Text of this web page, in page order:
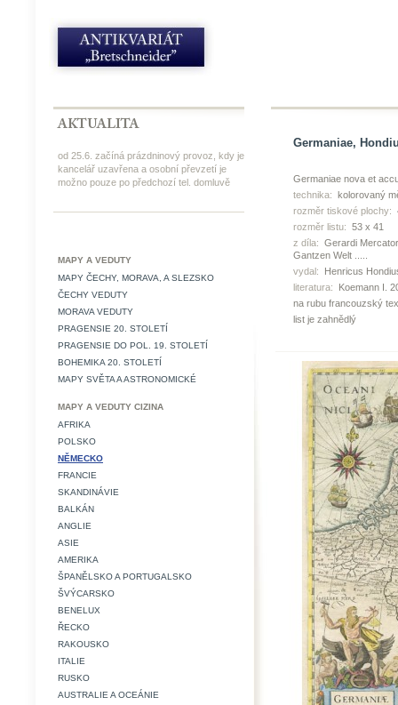
od 25.6. začíná prázdninový provoz, kdy je
kancelář uzavřena a osobní převzetí je
možno pouze po předchozí tel. domluvě
MAPY A VEDUTY
MAPY ČECHY, MORAVA, A SLEZSKO
ČECHY VEDUTY
MORAVA VEDUTY
PRAGENSIE 20. STOLETÍ
PRAGENSIE DO POL. 19. STOLETÍ
BOHEMIKA 20. STOLETÍ
MAPY SVĚTA A ASTRONOMICKÉ
MAPY A VEDUTY CIZINA
AFRIKA
POLSKO
NĚMECKO
FRANCIE
SKANDINÁVIE
BALKÁN
ANGLIE
ASIE
AMERIKA
ŠPANĚLSKO A PORTUGALSKO
ŠVÝCARSKO
BENELUX
ŘECKO
RAKOUSKO
ITALIE
RUSKO
AUSTRALIE A OCEÁNIE
Germaniae,
Germaniae nova et
technika: kolorovaný
rozměr tiskové plochy:
rozměr listu: 53 x 41
z díla: Gerardi
Gantzen Welt .....
vydal:
Henricus
literatura:
Koemann I.
na rubu francouzský
list je zahnědlý